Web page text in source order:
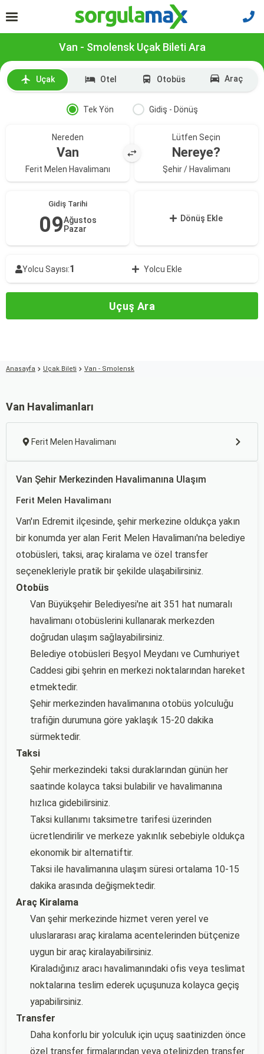
Van - Smolensk Uçak Bileti Ara
Uçak Otel Otobüs Araç
Tek Yön Gidiş - Dönüş
Nereden
Van
Ferit Melen Havalimanı
Lütfen Seçin
Nereye?
Şehir / Havalimanı
Gidiş Tarihi
09Ağustos
Pazar
Dönüş Ekle
Yolcu Sayısı:1 Yolcu Ekle
Uçuş Ara
Anasayfa Uçak Bileti Van - Smolensk
Van Havalimanları
Ferit Melen Havalimanı
Van Şehir Merkezinden Havalimanına Ulaşım
Ferit Melen Havalimanı
Van'ın Edremit ilçesinde, şehir merkezine oldukça yakın
bir konumda yer alan Ferit Melen Havalimanı'na belediye
otobüsleri, taksi, araç kiralama ve özel transfer
seçenekleriyle pratik bir şekilde ulaşabilirsiniz.
Otobüs
Van Büyükşehir Belediyesi'ne ait 351 hat numaralı
havalimanı otobüslerini kullanarak merkezden
doğrudan ulaşım sağlayabilirsiniz.
Belediye otobüsleri Beşyol Meydanı ve Cumhuriyet
Caddesi gibi şehrin en merkezi noktalarından hareket
etmektedir.
Şehir merkezinden havalimanına otobüs yolculuğu
trafiğin durumuna göre yaklaşık 15-20 dakika
sürmektedir.
Taksi
Şehir merkezindeki taksi duraklarından günün her
saatinde kolayca taksi bulabilir ve havalimanına
hızlıca gidebilirsiniz.
Taksi kullanımı taksimetre tarifesi üzerinden
ücretlendirilir ve merkeze yakınlık sebebiyle oldukça
ekonomik bir alternatiftir.
Taksi ile havalimanına ulaşım süresi ortalama 10-15
dakika arasında değişmektedir.
Araç Kiralama
Van şehir merkezinde hizmet veren yerel ve
uluslararası araç kiralama acentelerinden bütçenize
uygun bir araç kiralayabilirsiniz.
Kiraladığınız aracı havalimanındaki ofis veya teslimat
noktalarına teslim ederek uçuşunuza kolayca geçiş
yapabilirsiniz.
Transfer
Daha konforlu bir yolculuk için uçuş saatinizden önce
özel transfer firmalarından veya otelinizden transfer